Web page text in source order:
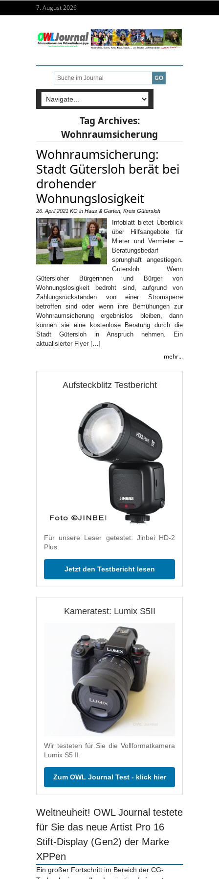
7. August 2026
Tag Archives:
Wohnraumsicherung
Wohnraumsicherung:
Stadt Gütersloh berät bei
drohender
Wohnungslosigkeit
26. April 2021 KO in Haus & Garten Kreis Gütersloh
Infoblatt bietet Überblick
über Hilfsangebote für
Mieter und Vermieter –
Beratungsbedarf
sprunghaft angestiegen.
Gütersloh. Wenn
Gütersloher Bürgerinnen und Bürger von
Wohnungslosigkeit bedroht sind, aufgrund von
Zahlungsrückständen von einer Stromsperre
betroffen sind oder wenn ihre Bemühungen zur
Wohnraumsicherung ergebnislos bleiben, dann
können sie eine kostenlose Beratung durch die
Stadt Gütersloh in Anspruch nehmen. Ein
aktualisierter Flyer […]
mehr...
Aufsteckblitz Testbericht
Für unsere Leser getestet: Jinbei HD-2
Plus.
Jetzt den Testbericht lesen
Kameratest: Lumix S5II
Wir testeten für Sie die Vollformatkamera
Lumix S5 II.
Zum OWL Journal Test - klick hier
Weltneuheit! OWL Journal testete
für Sie das neue Artist Pro 16
Stift-Display (Gen2) der Marke
XPPen
Ein großer Fortschritt im Bereich der CG-